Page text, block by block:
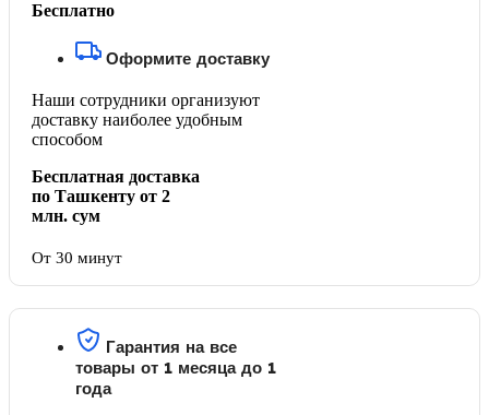
Бесплатно
Оформите доставку
Наши сотрудники организуют
доставку наиболее удобным
способом
Бесплатная доставка
по Ташкенту от 2
млн. сум
От 30 минут
Гарантия на все
товары от 1 месяца до 1
года